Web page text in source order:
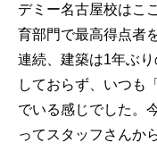
デミー名古屋校はこ
育部門で最高得点者
連続、建築は1年ぶ
しておらず、いつも
でいる感じでした。
ってスタッフさんか